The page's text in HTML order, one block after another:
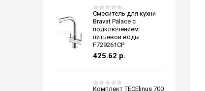
Смеситель для кухни
Bravat Palace с
подключением
питьевой воды
F729261CP
425.62 р.
Комплект TECElinus 700